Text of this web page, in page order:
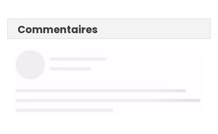
Commentaires